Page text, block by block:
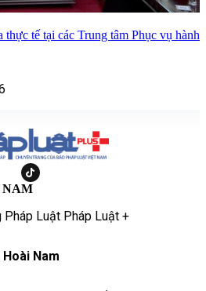
tế tại các Trung tâm Phục vụ hành
NAM
Pháp Luật Pháp Luật +
Nam